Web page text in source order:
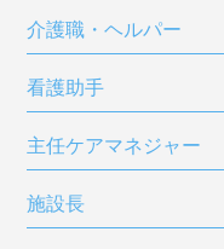
介護職・ヘルパー
看護助手
主任ケアマネジャー
施設長